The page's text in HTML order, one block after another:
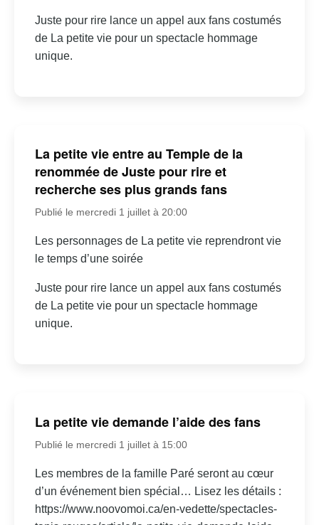
Juste pour rire lance un appel aux fans costumés
de La petite vie pour un spectacle hommage
unique.
La petite vie entre au Temple de la
renommée de Juste pour rire et
recherche ses plus grands fans
Publié le mercredi 1 juillet à 20:00
Les personnages de La petite vie reprendront vie
le temps d’une soirée
Juste pour rire lance un appel aux fans costumés
de La petite vie pour un spectacle hommage
unique.
La petite vie demande l’aide des fans
Publié le mercredi 1 juillet à 15:00
Les membres de la famille Paré seront au cœur
d’un événement bien spécial… Lisez les détails :
https://www.noovomoi.ca/en-vedette/spectacles-